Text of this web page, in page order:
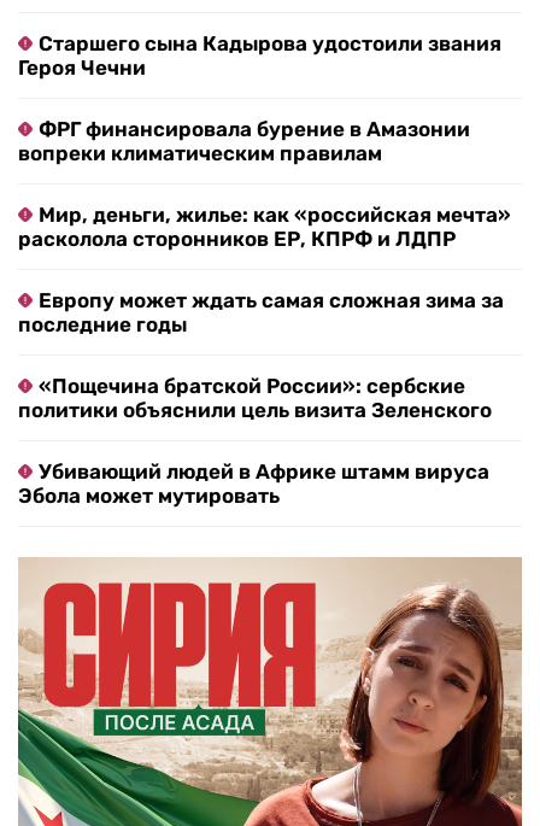
Старшего сына Кадырова удостоили звания
Героя Чечни
ФРГ финансировала бурение в Амазонии
вопреки климатическим правилам
Мир, деньги, жилье: как «российская мечта»
расколола сторонников ЕР, КПРФ и ЛДПР
Европу может ждать самая сложная зима за
последние годы
«Пощечина братской России»: сербские
политики объяснили цель визита Зеленского
Убивающий людей в Африке штамм вируса
Эбола может мутировать